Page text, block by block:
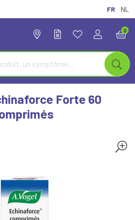
FR NL
0
Forte 60